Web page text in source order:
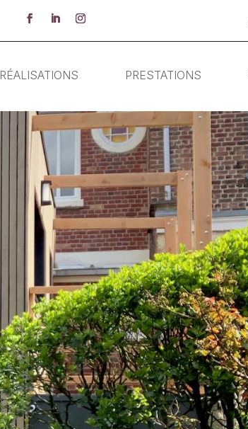
RÉALISATIONS PRESTATIONS